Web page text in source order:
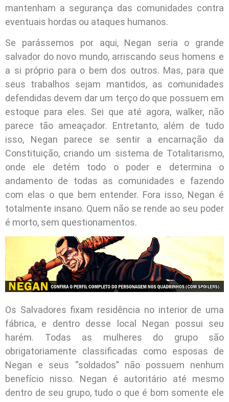
mantenham a segurança das comunidades contra
eventuais hordas ou ataques humanos.
Se parássemos por aqui, Negan seria o grande
salvador do novo mundo, arriscando seus homens e
a si próprio para o bem dos outros. Mas, para que
seus trabalhos sejam mantidos, as comunidades
defendidas devem dar um terço do que possuem em
estoque para eles. Sei que até agora, walker, não
parece tão ameaçador. Entretanto, além de tudo
isso, Negan parece se sentir a encarnação da
Constituição, criando um sistema de Totalitarismo,
onde ele detém todo o poder e determina o
andamento de todas as comunidades e fazendo
com elas o que bem entender. Fora isso, Negan é
totalmente insano. Quem não se rende ao seu poder
é morto, sem questionamentos.
Os Salvadores fixam residência no interior de uma
fábrica, e dentro desse local Negan possui seu
harém. Todas as mulheres do grupo são
obrigatoriamente classificadas como esposas de
Negan e seus “soldados” não possuem nenhum
benefício nisso. Negan é autoritário até mesmo
dentro de seu grupo, tudo o que é bom somente ele